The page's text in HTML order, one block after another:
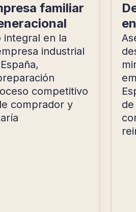
familiar
integral en la
industrial
competitivo
comprador y